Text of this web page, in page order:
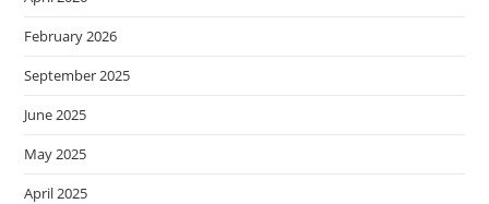
February 2026
September 2025
June 2025
May 2025
April 2025